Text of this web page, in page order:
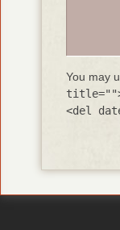
You may
title="">
<del